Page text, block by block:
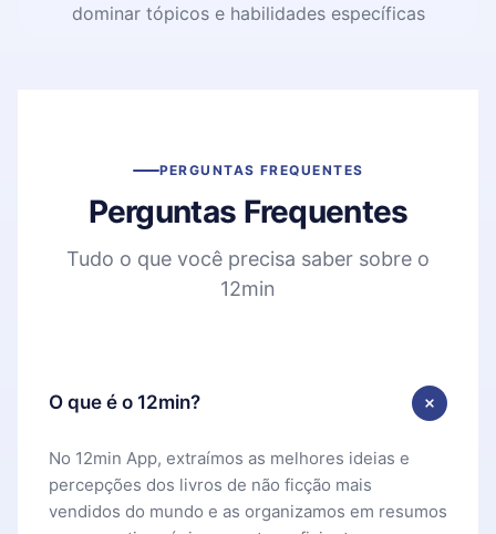
dominar tópicos e habilidades específicas
PERGUNTAS FREQUENTES
Perguntas Frequentes
Tudo o que você precisa saber sobre o
12min
O que é o 12min?
No 12min App, extraímos as melhores ideias e
percepções dos livros de não ficção mais
vendidos do mundo e as organizamos em resumos